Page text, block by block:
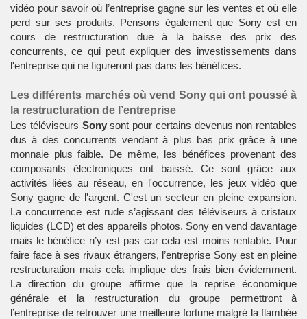
vidéo pour savoir où l’entreprise gagne sur les ventes et où elle
perd sur ses produits. Pensons également que Sony est en
cours de restructuration due à la baisse des prix des
concurrents, ce qui peut expliquer des investissements dans
l'entreprise qui ne figureront pas dans les bénéfices.
Les différents marchés où vend Sony qui ont poussé à
la restructuration de l’entreprise
Les téléviseurs Sonysont pour certains devenus non rentables
dus à des concurrents vendant à plus bas prix grâce à une
monnaie plus faible. De même, les bénéfices provenant des
composants électroniques ont baissé. Ce sont grâce aux
activités liées au réseau, en l'occurrence, les jeux vidéo que
Sony gagne de l'argent. C'est un secteur en pleine expansion.
La concurrence est rude s’agissant des téléviseurs à cristaux
liquides (LCD) et des appareils photos. Sony en vend davantage
mais le bénéfice n’y est pas car cela est moins rentable. Pour
faire face à ses rivaux étrangers, l’entreprise Sony est en pleine
restructuration mais cela implique des frais bien évidemment.
La direction du groupe affirme que la reprise économique
générale et la restructuration du groupe permettront à
l’entreprise de retrouver une meilleure fortune malgré la flambée